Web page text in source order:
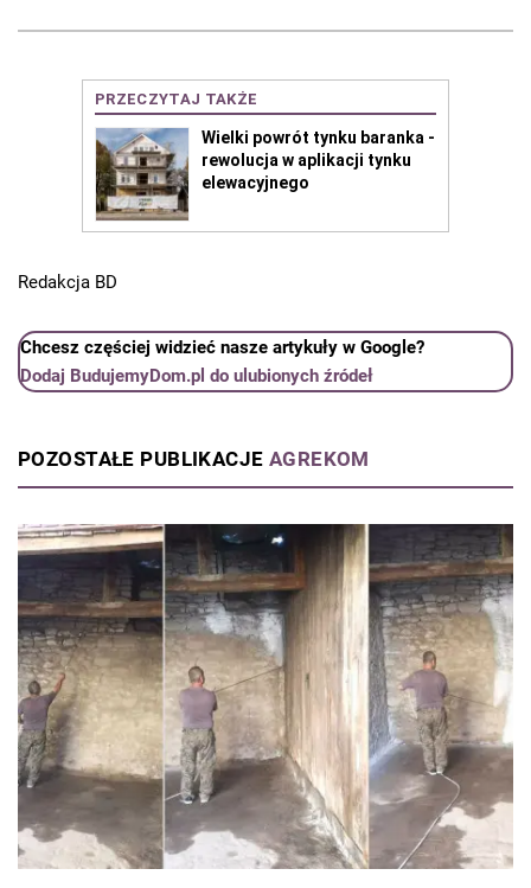
Redakcja BD
Chcesz częściej widzieć nasze artykuły w Google?
Dodaj BudujemyDom.pl do ulubionych źródeł
POZOSTAŁE PUBLIKACJE AGREKOM